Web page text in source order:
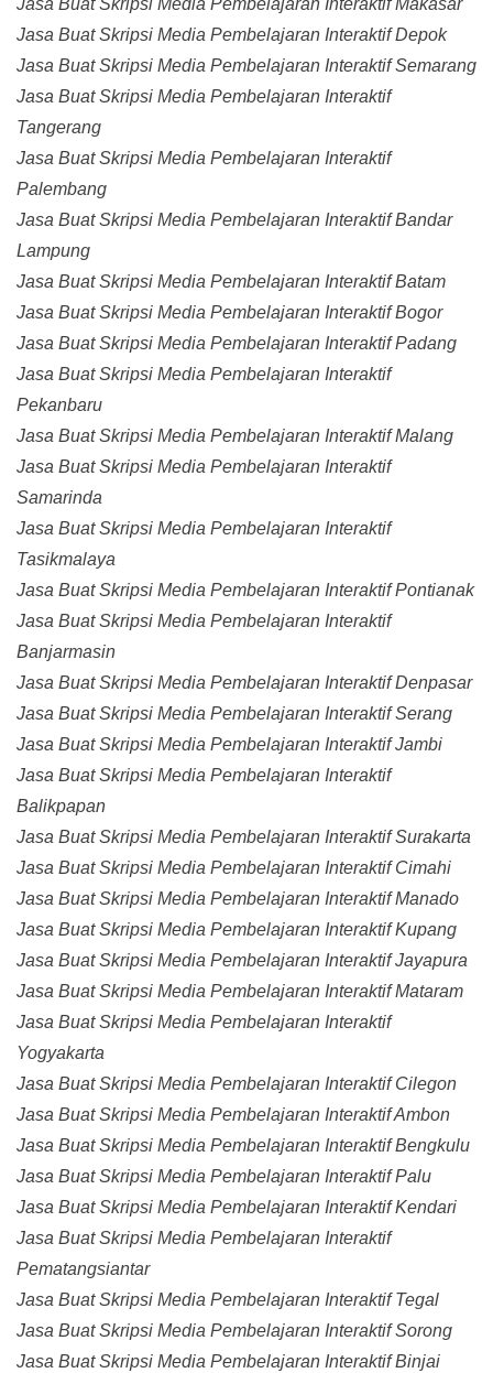
Jasa Buat Skripsi Media Pembelajaran Interaktif Makasar
Jasa Buat Skripsi Media Pembelajaran Interaktif Depok
Jasa Buat Skripsi Media Pembelajaran Interaktif Semarang
Jasa Buat Skripsi Media Pembelajaran Interaktif
Tangerang
Jasa Buat Skripsi Media Pembelajaran Interaktif
Palembang
Jasa Buat Skripsi Media Pembelajaran Interaktif Bandar
Lampung
Jasa Buat Skripsi Media Pembelajaran Interaktif Batam
Jasa Buat Skripsi Media Pembelajaran Interaktif Bogor
Jasa Buat Skripsi Media Pembelajaran Interaktif Padang
Jasa Buat Skripsi Media Pembelajaran Interaktif
Pekanbaru
Jasa Buat Skripsi Media Pembelajaran Interaktif Malang
Jasa Buat Skripsi Media Pembelajaran Interaktif
Samarinda
Jasa Buat Skripsi Media Pembelajaran Interaktif
Tasikmalaya
Jasa Buat Skripsi Media Pembelajaran Interaktif Pontianak
Jasa Buat Skripsi Media Pembelajaran Interaktif
Banjarmasin
Jasa Buat Skripsi Media Pembelajaran Interaktif Denpasar
Jasa Buat Skripsi Media Pembelajaran Interaktif Serang
Jasa Buat Skripsi Media Pembelajaran Interaktif Jambi
Jasa Buat Skripsi Media Pembelajaran Interaktif
Balikpapan
Jasa Buat Skripsi Media Pembelajaran Interaktif Surakarta
Jasa Buat Skripsi Media Pembelajaran Interaktif Cimahi
Jasa Buat Skripsi Media Pembelajaran Interaktif Manado
Jasa Buat Skripsi Media Pembelajaran Interaktif Kupang
Jasa Buat Skripsi Media Pembelajaran Interaktif Jayapura
Jasa Buat Skripsi Media Pembelajaran Interaktif Mataram
Jasa Buat Skripsi Media Pembelajaran Interaktif
Yogyakarta
Jasa Buat Skripsi Media Pembelajaran Interaktif Cilegon
Jasa Buat Skripsi Media Pembelajaran Interaktif Ambon
Jasa Buat Skripsi Media Pembelajaran Interaktif Bengkulu
Jasa Buat Skripsi Media Pembelajaran Interaktif Palu
Jasa Buat Skripsi Media Pembelajaran Interaktif Kendari
Jasa Buat Skripsi Media Pembelajaran Interaktif
Pematangsiantar
Jasa Buat Skripsi Media Pembelajaran Interaktif Tegal
Jasa Buat Skripsi Media Pembelajaran Interaktif Sorong
Jasa Buat Skripsi Media Pembelajaran Interaktif Binjai